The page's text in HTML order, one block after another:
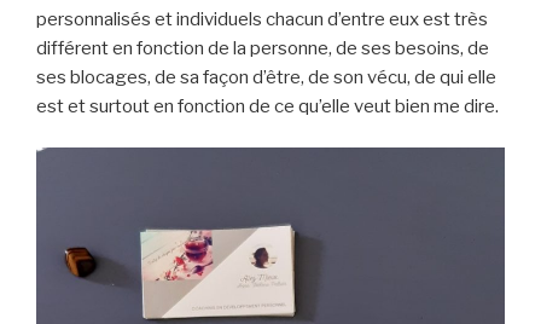
personnalisés et individuels chacun d’entre eux est très
différent en fonction de la personne, de ses besoins, de
ses blocages, de sa façon d’être, de son vécu, de qui elle
est et surtout en fonction de ce qu’elle veut bien me dire.